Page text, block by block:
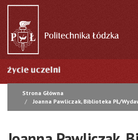
Przejdź
treści
Strona Główna
Joanna Pawliczak, Biblioteka PŁ/